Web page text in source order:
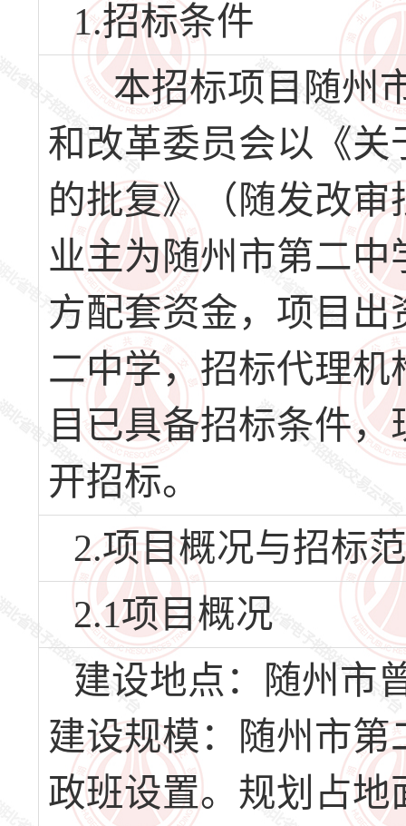
1.招标条件
本招标项目随州
和改革委员会以《
的批复》（随发改审
业主为随州市第二
方配套资金，项目出
二中学，招标代理
目已具备招标条件
开招标。
2.项目概况与招标
2.1项目概况
建设地点：随州市
建设规模：随州市第
政班设置。规划占地